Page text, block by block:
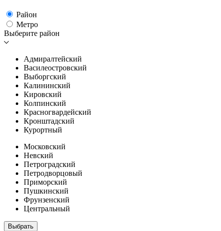
Район
Метро
Выберите район
Адмиралтейский
Василеостровский
Выборгский
Калининский
Кировский
Колпинский
Красногвардейский
Кронштадский
Курортный
Московский
Невский
Петроградский
Петродворцовый
Приморский
Пушкинский
Фрунзенский
Центральный
Выбрать